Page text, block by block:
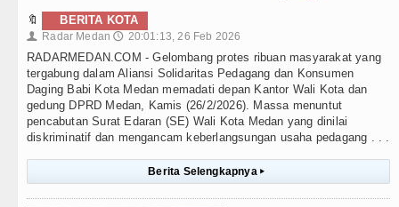
🔖 BERITA KOTA
👤 Radar Medan 🕔 20:01:13, 26 Feb 2026
RADARMEDAN.COM - Gelombang protes ribuan masyarakat yang
tergabung dalam Aliansi Solidaritas Pedagang dan Konsumen
Daging Babi Kota Medan memadati depan Kantor Wali Kota dan
gedung DPRD Medan, Kamis (26/2/2026). Massa menuntut
pencabutan Surat Edaran (SE) Wali Kota Medan yang dinilai
diskriminatif dan mengancam keberlangsungan usaha pedagang . . .
Berita Selengkapnya ▸